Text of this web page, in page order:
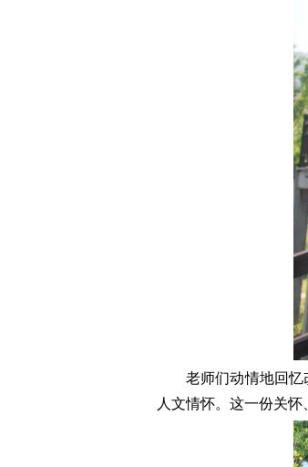
老师们动情地回
人文情怀。这一份关怀